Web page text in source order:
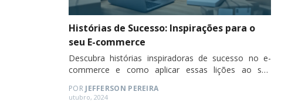
Histórias de Sucesso: Inspirações para o
seu E-commerce
Descubra histórias inspiradoras de sucesso no e-
commerce e como aplicar essas lições ao seu
POR JEFFERSON PEREIRA
Posted
utubro, 2024